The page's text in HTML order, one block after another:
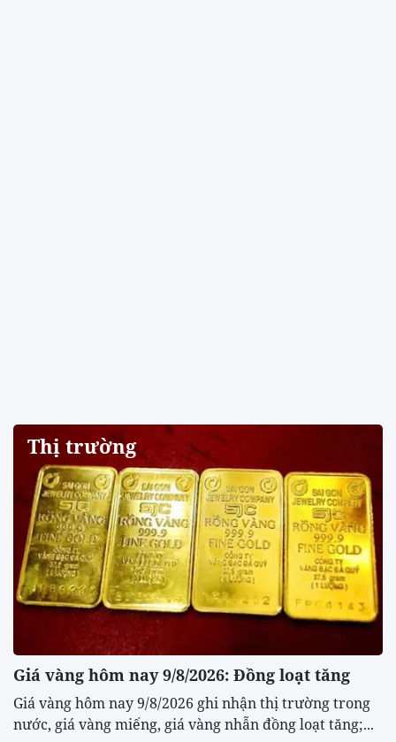
Thị trường
Giá vàng hôm nay 9/8/2026: Đồng loạt tăng
Giá vàng hôm nay 9/8/2026 ghi nhận thị trường trong
nước, giá vàng miếng, giá vàng nhẫn đồng loạt tăng;...